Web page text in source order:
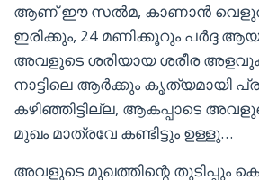
ആണ് ഈ സൽമ, കാണാൻ
ഇരിക്കും, 24 മണിക്കൂറും പർദ്ദ
അവളുടെ ശരിയായ ശരീര
നാട്ടിലെ ആർക്കും കൃത്യമായി
കഴിഞ്ഞിട്ടില്ല, ആകപ്പാടെ
മുഖം മാത്രവേ കണ്ടിട്ടും ഉള്ളു…
അവളുടെ മുഖത്തിന്റെ തുടിപ്പും